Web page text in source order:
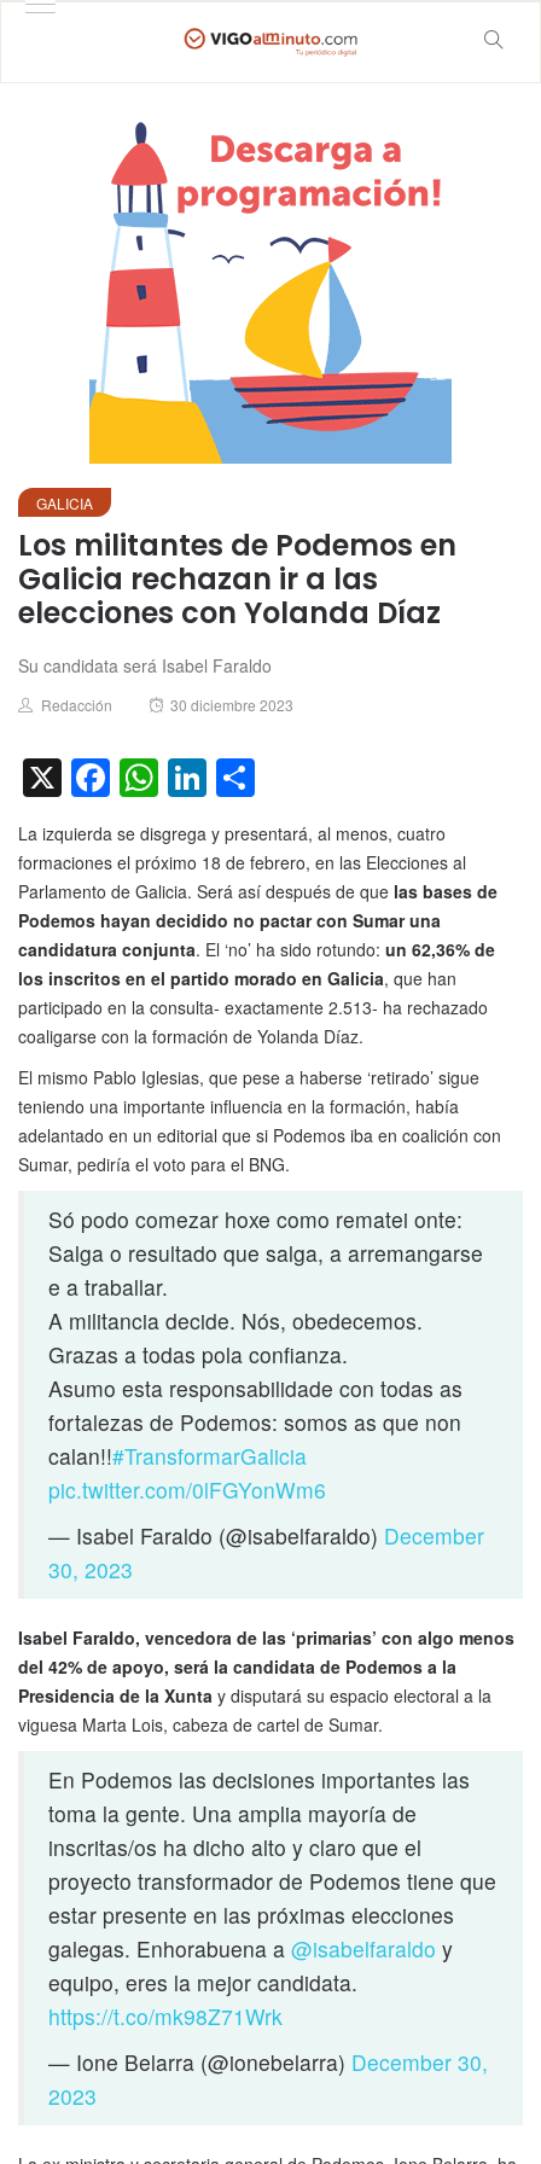
GALICIA
Los militantes de Podemos en
Galicia rechazan ir a las
elecciones con Yolanda Díaz
Su candidata será Isabel Faraldo
Author
Redacción
Posted
30 diciembre 2023
X Facebook
WhatsApp
LinkedIn
La izquierda se disgrega y presentará, al menos, cuatro
formaciones el próximo 18 de febrero, en las Elecciones al
Parlamento de Galicia. Será así después de que las bases de
Podemos hayan decidido no pactar con Sumar una
candidatura conjunta. El ‘no’ ha sido rotundo: un 62,36% de
los inscritos en el partido morado en Galicia, que han
participado en la consulta- exactamente 2.513- ha rechazado
coaligarse con la formación de Yolanda Díaz.
El mismo Pablo Iglesias, que pese a haberse ‘retirado’ sigue
teniendo una importante influencia en la formación, había
adelantado en un editorial que si Podemos iba en coalición con
Sumar, pediría el voto para el BNG.
Só podo comezar hoxe como rematei onte:
Salga o resultado que salga, a arremangarse
e a traballar.
A militancia decide. Nós, obedecemos.
Grazas a todas pola confianza.
Asumo esta responsabilidade con todas as
fortalezas de Podemos: somos as que non
calan!!#TransformarGalicia
pic.twitter.com/0lFGYonWm6
— Isabel Faraldo (@isabelfaraldo) December
30, 2023
Isabel Faraldo, vencedora de las ‘primarias’ con algo menos
del 42% de apoyo, será la candidata de Podemos a la
Presidencia de la Xunta y disputará su espacio electoral a la
viguesa Marta Lois, cabeza de cartel de Sumar.
En Podemos las decisiones importantes las
toma la gente. Una amplia mayoría de
inscritas/os ha dicho alto y claro que el
proyecto transformador de Podemos tiene que
estar presente en las próximas elecciones
galegas. Enhorabuena a @isabelfaraldo y
equipo, eres la mejor candidata.
https://t.co/mk98Z71Wrk
— Ione Belarra (@ionebelarra) December 30,
2023